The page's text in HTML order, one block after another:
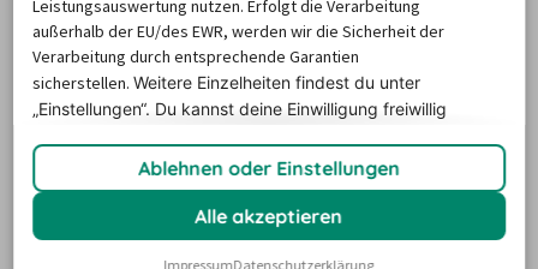
Die Preise basieren auf dem Minimum Median-Suchpreis für die
Autovermietung Germersheim
Leistungsauswertung nutzen. Erfolgt die Verarbeitung
außerhalb der EU/des EWR, werden wir die Sicherheit der
Verarbeitung durch entsprechende Garantien
sicherstellen.Weitere Einzelheiten findest du unter
„Einstellungen“. Du kannst deine Einwilligung freiwillig
Ablehnen oder Einstellungen
Alle akzeptieren
ImpressumDatenschutzerklärung